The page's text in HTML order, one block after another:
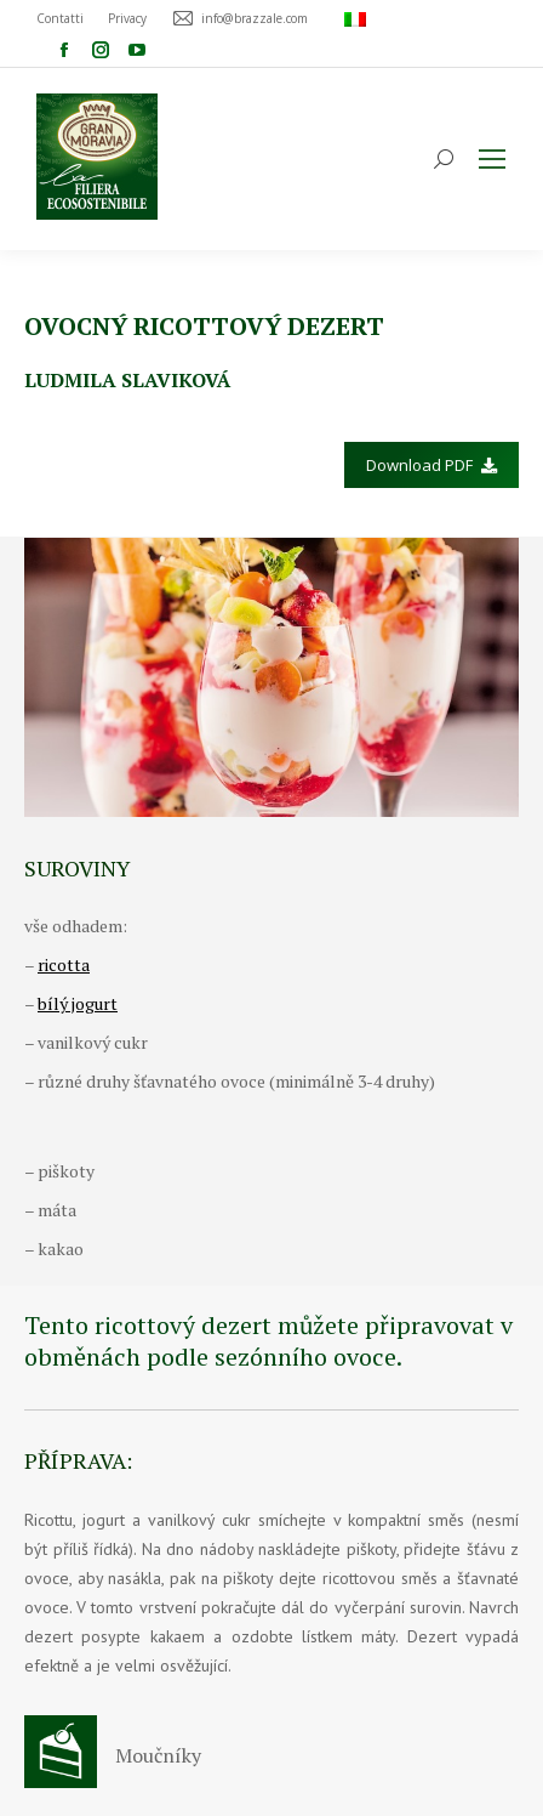
Contatti Privacy info@brazzale.com
OVOCNÝ RICOTTOVÝ DEZERT
LUDMILA SLAVIKOVÁ
Download PDF
SUROVINY
vše odhadem:
– ricotta
–bílý jogurt
– vanilkový cukr
– různé druhy šťavnatého ovoce (minimálně 3-4 druhy)
– piškoty
– máta
– kakao
Tento ricottový dezert můžete připravovat v
obměnách podle sezónního ovoce.
PŘÍPRAVA:
Ricottu, jogurt a vanilkový cukr smíchejte v kompaktní směs (nesmí
být příliš řídká). Na dno nádoby naskládejte piškoty, přidejte šťávu z
ovoce, aby nasákla, pak na piškoty dejte ricottovou směs a šťavnaté
ovoce. V tomto vrstvení pokračujte dál do vyčerpání surovin. Navrch
dezert posypte kakaem a ozdobte lístkem máty. Dezert vypadá
efektně a je velmi osvěžující.
Moučníky